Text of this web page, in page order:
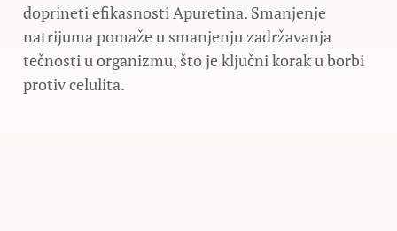
doprineti efikasnosti Apuretina. Smanjenje
natrijuma pomaže u smanjenju zadržavanja
tečnosti u organizmu, što je ključni korak u borbi
protiv celulita.